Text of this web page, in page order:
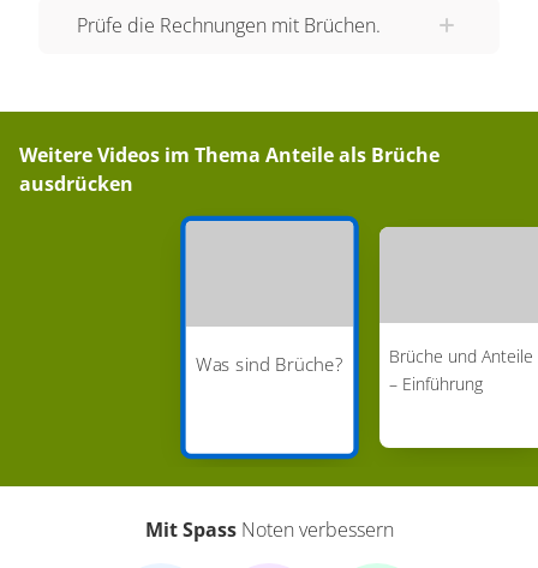
Sushi dazu nehmen. So haben wir ja 6 Fünftel.
ganze Suhsirolle in 6 Teile geteilt, so würden die
Teile so aussehen und wären viel kleiner. Dann
hätten wir 6 Sechstel anstatt 6 Fünftel. Es ist also
Diese ist nicht immer die Gesamtzahl. Da wir hier
aber nun die Anteile einer gesamten Sushi-Rolle
und ein Fünftel haben, ist dieser Anteil also eine
auch als Ein-Ein-Fünftel darstellen. Wir haben ein
nennen wir einen gemischten Bruch, da er aus
einer ganzen Zahl und einem Bruch besteht. Wie
Prüfe die Rechnungen mit Brüchen.
Weitere Videos im Thema Anteile als Brüche
ausdrücken
Was sind Brüche?
Brüche und Anteile
– Einführung
Mit SpassNoten verbessern